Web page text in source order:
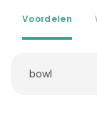
Voordelen